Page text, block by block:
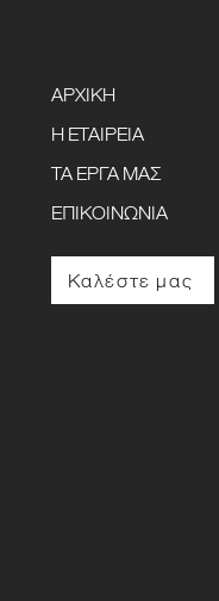
ΑΡΧΙΚΗ
Η ΕΤΑΙΡΕΙΑ
ΤΑ ΕΡΓΑ ΜΑΣ
ΕΠΙΚΟΙΝΩΝΙΑ
Καλέστε μας